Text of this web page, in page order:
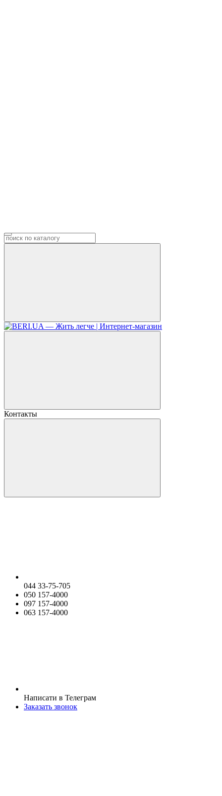
Контакты
044 33-75-705
050 157-4000
097 157-4000
063 157-4000
Написати в Телеграм
Заказать звонок